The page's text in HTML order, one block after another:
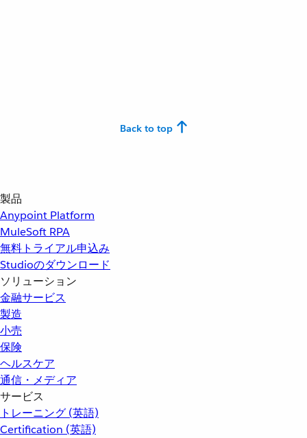
Back to top
製品
Anypoint Platform
MuleSoft RPA
無料トライアル申込み
Studioのダウンロード
ソリューション
金融サービス
製造
小売
保険
ヘルスケア
通信・メディア
サービス
トレーニング (英語)
Certification (英語)